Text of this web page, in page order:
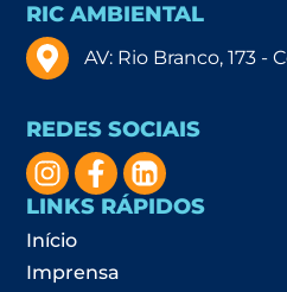
RIC AMBIENTAL
AV: Rio Branco, 173 -
REDES SOCIAIS
LINKS RÁPIDOS
Início
Imprensa